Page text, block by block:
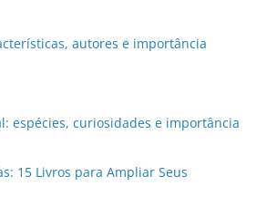
autores e importância
espécies, curiosidades e importância
15 Livros para Ampliar Seus